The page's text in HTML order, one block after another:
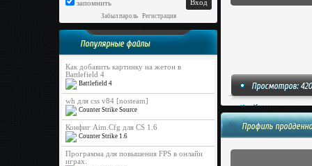
запомнить
Забыл пароль| Регистрация
Популярные файлы
Как добавить картинку на жетон в
Battlefield 4
Battlefield 4
wh для css v84 [nosteam]
Counter Strike Source
Конфиг Aim.Cfg для CS 1.6
Counter Strike 1.6
Программа для повышения FPS в онлайн
играх.
Просмотров:
Комментариев:
Профиль